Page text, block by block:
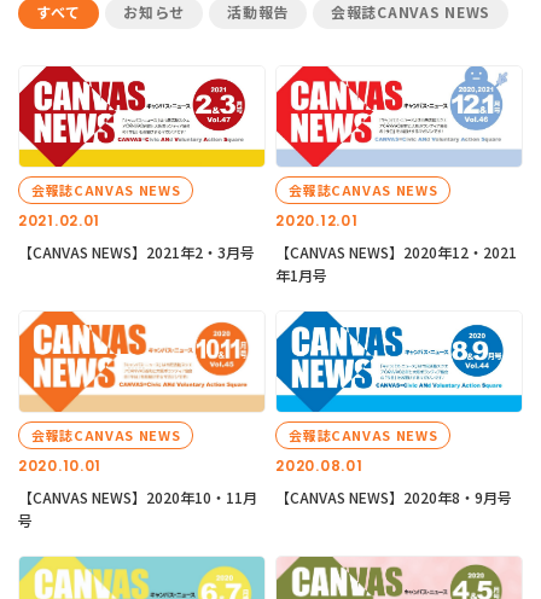
すべて お知らせ 活動報告 会報誌CANVAS NEWS
2021.02.01
会報誌CANVAS NEWS
【CANVAS NEWS】2021年2・3月号
2020.12.01
会報誌CANVAS NEWS
【CANVAS NEWS】2020年12・2021
年1月号
2020.10.01
会報誌CANVAS NEWS
【CANVAS NEWS】2020年10・11月
号
2020.08.01
会報誌CANVAS NEWS
【CANVAS NEWS】2020年8・9月号